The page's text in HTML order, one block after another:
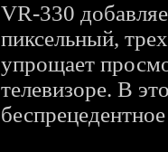
VR-330
пиксельный,
упрощает
телевизоре. В